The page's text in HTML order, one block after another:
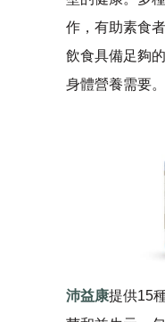
作，有助素食
飲食具備足夠
身體營養需要。
沛益康提供15